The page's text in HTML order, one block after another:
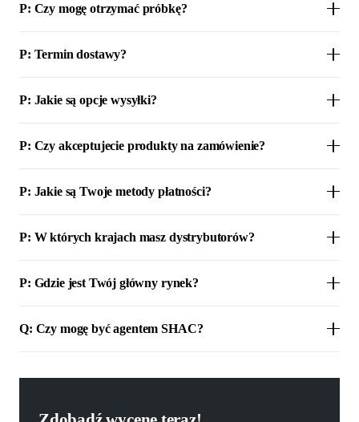
P: Czy mogę otrzymać próbkę?
P: Termin dostawy?
P: Jakie są opcje wysyłki?
P: Czy akceptujecie produkty na zamówienie?
P: Jakie są Twoje metody płatności?
P: W których krajach masz dystrybutorów?
P: Gdzie jest Twój główny rynek?
Q: Czy mogę być agentem SHAC?